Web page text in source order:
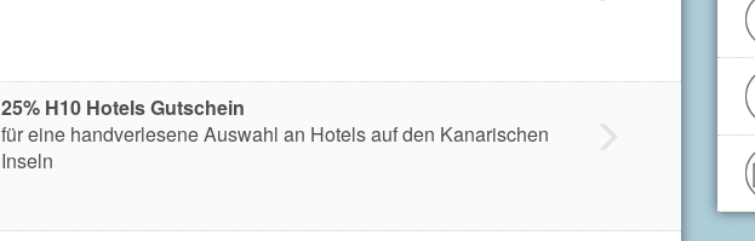
25% H10 Hotels Gutschein
für eine handverlesene Auswahl an Hotels auf den Kanarischen
Inseln